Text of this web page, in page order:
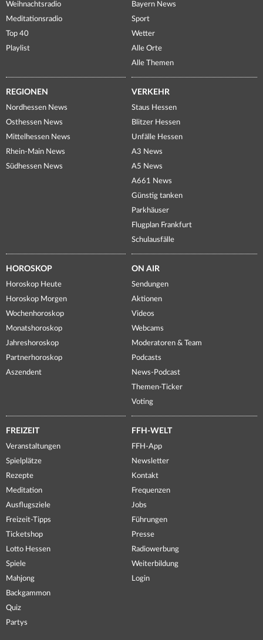
Weihnachtsradio
Meditationsradio
Top 40
Playlist
Bayern News
Sport
Wetter
Alle Orte
Alle Themen
REGIONEN
Nordhessen News
Osthessen News
Mittelhessen News
Rhein-Main News
Südhessen News
VERKEHR
Staus Hessen
Blitzer Hessen
Unfälle Hessen
A3 News
A5 News
A661 News
Günstig tanken
Parkhäuser
Flugplan Frankfurt
Schulausfälle
HOROSKOP
Horoskop Heute
Horoskop Morgen
Wochenhoroskop
Monatshoroskop
Jahreshoroskop
Partnerhoroskop
Aszendent
ON AIR
Sendungen
Aktionen
Videos
Webcams
Moderatoren & Team
Podcasts
News-Podcast
Themen-Ticker
Voting
FREIZEIT
Veranstaltungen
Spielplätze
Rezepte
Meditation
Ausflugsziele
Freizeit-Tipps
Ticketshop
Lotto Hessen
Spiele
Mahjong
Backgammon
Quiz
Partys
FFH-WELT
FFH-App
Newsletter
Kontakt
Frequenzen
Jobs
Führungen
Presse
Radiowerbung
Weiterbildung
Login